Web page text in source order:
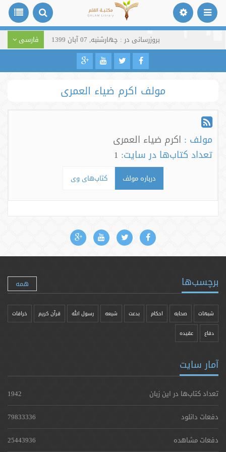
بروزرسانی در : چهارشنبه, 07 آبان 1399 فارسی
مولف اکرم ضیاء العمری
مولف : اکرم ضیاء العمری
تعداد کتاب‌ها در سایت: 1
درباره مولف کتاب‌های وی
برچسب‌ها همه
شبهات صحابه احکام بدعت شیعه رسول الله قرآن کریم خرافات
دفاع عقیده
آمار سایت
تعداد کتاب‌ها در این زبان
1942
دفعات دانلود
79833336
دفعات مشاهده
25443936